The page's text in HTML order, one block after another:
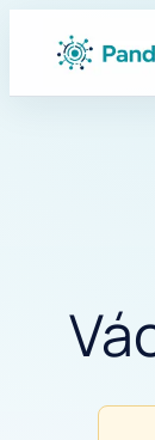
Ugrás
tartalomhoz